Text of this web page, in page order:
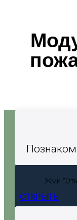
Жми
ОТКРЫТЬ